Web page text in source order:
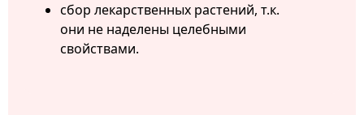
сбор лекарственных растений, т.к.
они не наделены целебными
свойствами.